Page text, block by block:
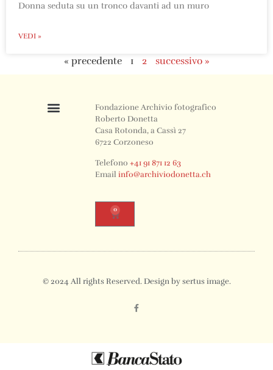
Donna seduta su un tronco davanti ad un muro
VEDI »
« precedente 1 2 successivo »
Fondazione Archivio fotografico
Roberto Donetta
Casa Rotonda, a Cassì 27
6722 Corzoneso
Telefono+41 91 871 12 63
Emailinfo@archiviodonetta.ch
0
© 2024 All rights Reserved. Design by sertus image.